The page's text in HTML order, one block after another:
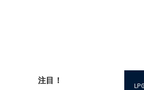
注目！